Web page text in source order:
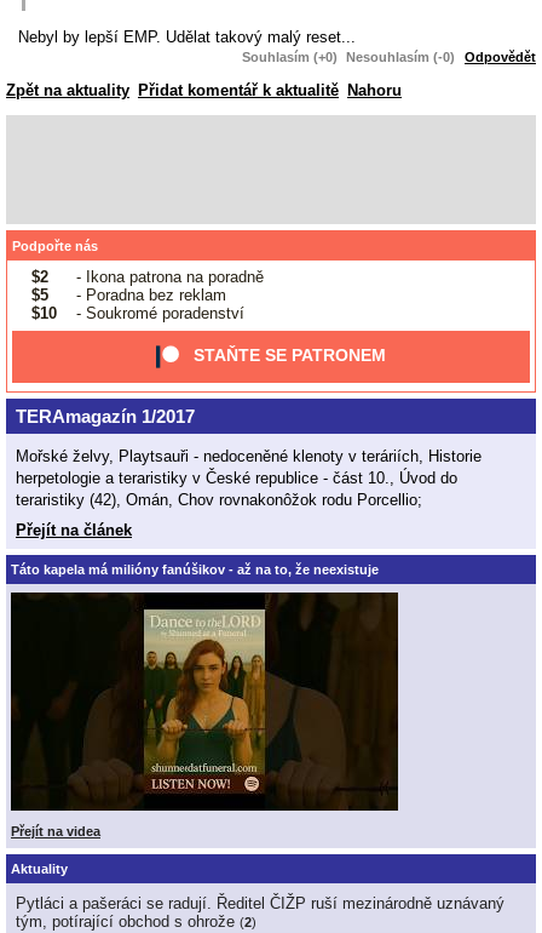
Nebyl by lepší EMP. Udělat takový malý reset...
Souhlasím (+0) Nesouhlasím (-0) Odpovědět
Zpět na aktuality Přidat komentář k aktualitě Nahoru
Podpořte nás
$2
- Ikona patrona na poradně
$5
- Poradna bez reklam
$10
- Soukromé poradenství
STAŇTE SE PATRONEM
TERAmagazín 1/2017
Mořské želvy, Playtsauři - nedoceněné klenoty v teráriích, Historie
herpetologie a teraristiky v České republice - část 10., Úvod do
teraristiky (42), Omán, Chov rovnakonôžok rodu Porcellio;
Přejít na článek
Táto kapela má milióny fanúšikov - až na to, že neexistuje
Přejít na videa
Aktuality
Pytláci a pašeráci se radují. Ředitel ČIŽP ruší mezinárodně uznávaný
tým, potírající obchod s ohrože (2)